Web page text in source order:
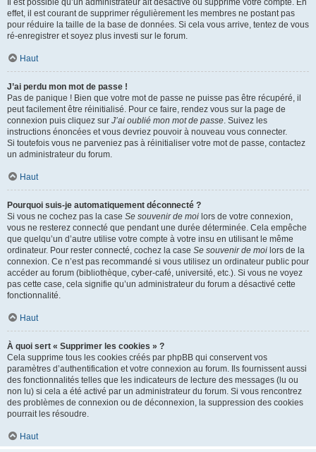
Il est possible qu’un administrateur ait désactivé ou supprimé votre compte. En
effet, il est courant de supprimer régulièrement les membres ne postant pas
pour réduire la taille de la base de données. Si cela vous arrive, tentez de vous
ré-enregistrer et soyez plus investi sur le forum.
Haut
J’ai perdu mon mot de passe !
Pas de panique ! Bien que votre mot de passe ne puisse pas être récupéré, il
peut facilement être réinitialisé. Pour ce faire, rendez vous sur la page de
connexion puis cliquez sur J’ai oublié mon mot de passe. Suivez les
instructions énoncées et vous devriez pouvoir à nouveau vous connecter.
Si toutefois vous ne parveniez pas à réinitialiser votre mot de passe, contactez
un administrateur du forum.
Haut
Pourquoi suis-je automatiquement déconnecté ?
Si vous ne cochez pas la case Se souvenir de moi lors de votre connexion,
vous ne resterez connecté que pendant une durée déterminée. Cela empêche
que quelqu’un d’autre utilise votre compte à votre insu en utilisant le même
ordinateur. Pour rester connecté, cochez la case Se souvenir de moi lors de la
connexion. Ce n’est pas recommandé si vous utilisez un ordinateur public pour
accéder au forum (bibliothèque, cyber-café, université, etc.). Si vous ne voyez
pas cette case, cela signifie qu’un administrateur du forum a désactivé cette
fonctionnalité.
Haut
À quoi sert « Supprimer les cookies » ?
Cela supprime tous les cookies créés par phpBB qui conservent vos
paramètres d’authentification et votre connexion au forum. Ils fournissent aussi
des fonctionnalités telles que les indicateurs de lecture des messages (lu ou
non lu) si cela a été activé par un administrateur du forum. Si vous rencontrez
des problèmes de connexion ou de déconnexion, la suppression des cookies
pourrait les résoudre.
Haut